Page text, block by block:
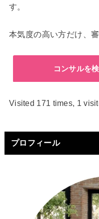
す。
本気度の高い方だけ、
コンサルを
Visited 171 times, 1
プロフィール